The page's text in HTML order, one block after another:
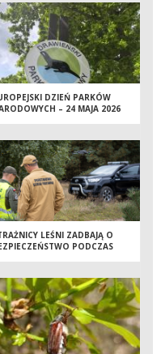
DZIEŃ PARKÓW
– 24 MAJA 2026
LEŚNI ZADBAJĄ O
PODCZAS